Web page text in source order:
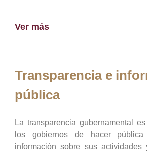
Ver más
Transparencia e
pública
La transparencia gubernamental
los gobiernos de hacer
información sobre sus actividades